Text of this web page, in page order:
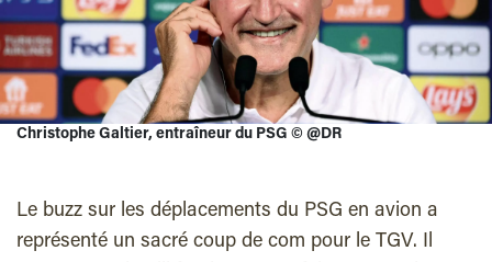
Christophe Galtier, entraîneur du PSG © @DR
Le buzz sur les déplacements du PSG en avion a
représenté un sacré coup de com pour le TGV. Il